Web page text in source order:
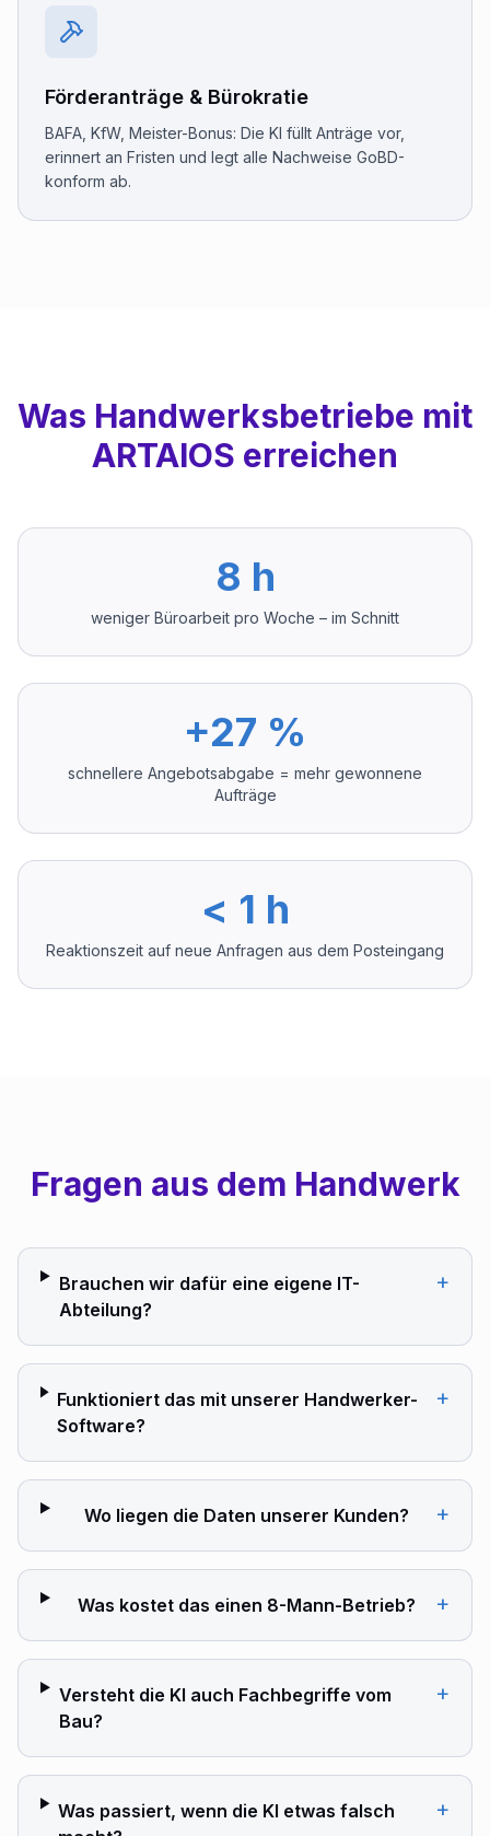
Förderanträge & Bürokratie
BAFA, KfW, Meister-Bonus: Die KI füllt Anträge vor,
erinnert an Fristen und legt alle Nachweise GoBD-
konform ab.
Was Handwerksbetriebe mit
ARTAIOS erreichen
8 h
weniger Büroarbeit pro Woche – im Schnitt
+27 %
schnellere Angebotsabgabe = mehr gewonnene
Aufträge
< 1 h
Reaktionszeit auf neue Anfragen aus dem Posteingang
Fragen aus dem Handwerk
Brauchen wir dafür eine eigene IT-
Abteilung?
+
Funktioniert das mit unserer Handwerker-
Software?
+
Wo liegen die Daten unserer Kunden? +
Was kostet das einen 8-Mann-Betrieb? +
Versteht die KI auch Fachbegriffe vom
Bau?
+
Was passiert, wenn die KI etwas falsch
+